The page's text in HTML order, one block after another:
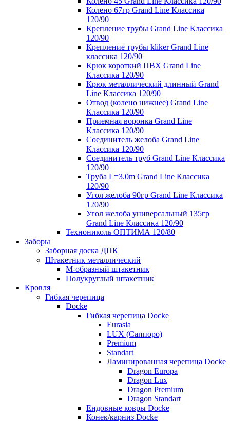
Колено 67гр Grand Line Классика
120/90
Крепление трубы Grand Line Классика
120/90
Крепление трубы kliker Grand Line
классика 120/90
Крюк короткий ПВХ Grand Line
Классика 120/90
Крюк металлический длинный Grand
Line Классика 120/90
Отвод (колено нижнее) Grand Line
Классика 120/90
Приемная воронка Grand Line
Классика 120/90
Соединитель желоба Grand Line
Классика 120/90
Соединитель труб Grand Line Классика
120/90
Труба L=3.0m Grand Line Классика
120/90
Угол желоба 90гр Grand Line Классика
120/90
Угол желоба универсальный 135гр
Grand Line Классика 120/90
Технониколь ОПТИМА 120/80
Заборы
Заборная доска ДПК
Штакетник металлический
М-образный штакетник
Полукруглый штакетник
Кровля
Гибкая черепица
Docke
Гибкая черепица Docke
Eurasia
LUX (Саппоро)
Premium
Standart
Ламинированная черепица Docke
Dragon Europa
Dragon Lux
Dragon Premium
Dragon Standart
Ендовные ковры Docke
Конек/карниз Docke